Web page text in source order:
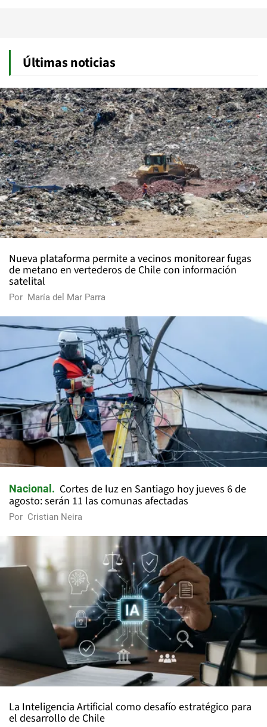
Últimas noticias
Nueva plataforma permite a vecinos monitorear fugas
de metano en vertederos de Chile con información
satelital
Por María del Mar Parra
Nacional
Cortes de luz en Santiago hoy jueves 6 de
agosto: serán 11 las comunas afectadas
Por Cristian Neira
La Inteligencia Artificial como desafío estratégico para
el desarrollo de Chile